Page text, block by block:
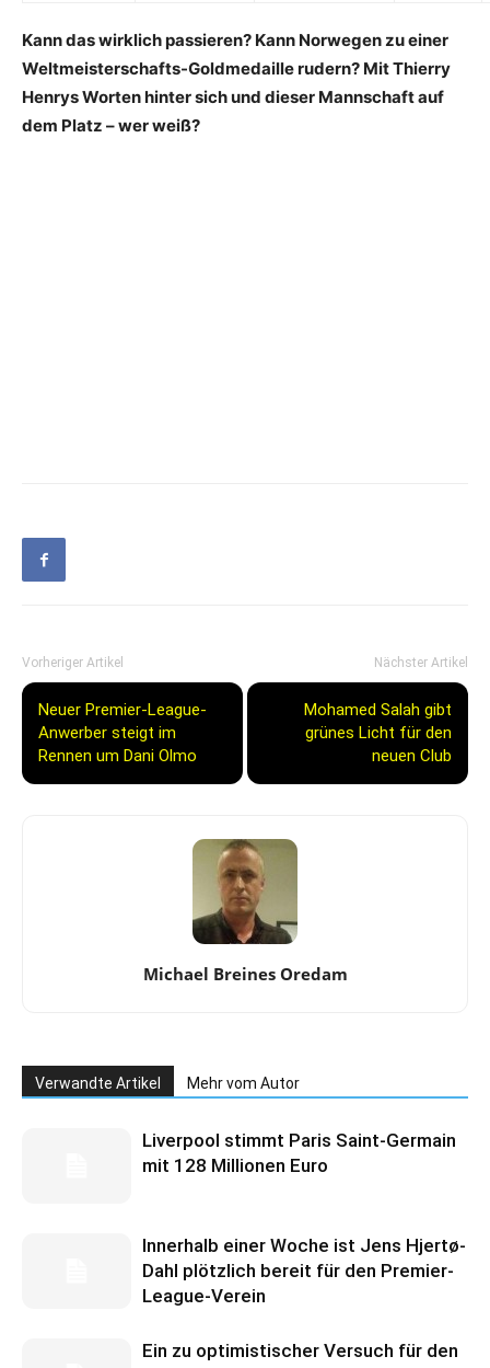
Kann das wirklich passieren? Kann Norwegen zu einer
Weltmeisterschafts-Goldmedaille rudern? Mit Thierry
Henrys Worten hinter sich und dieser Mannschaft auf
dem Platz – wer weiß?
Vorheriger Artikel
Neuer Premier-League-
Anwerber steigt im
Rennen um Dani Olmo
Nächster Artikel
Mohamed Salah gibt
grünes Licht für den
neuen Club
Michael Breines Oredam
Verwandte Artikel Mehr vom Autor
Liverpool stimmt Paris Saint-Germain
mit 128 Millionen Euro
Innerhalb einer Woche ist Jens Hjertø-
Dahl plötzlich bereit für den Premier-
League-Verein
Ein zu optimistischer Versuch für den